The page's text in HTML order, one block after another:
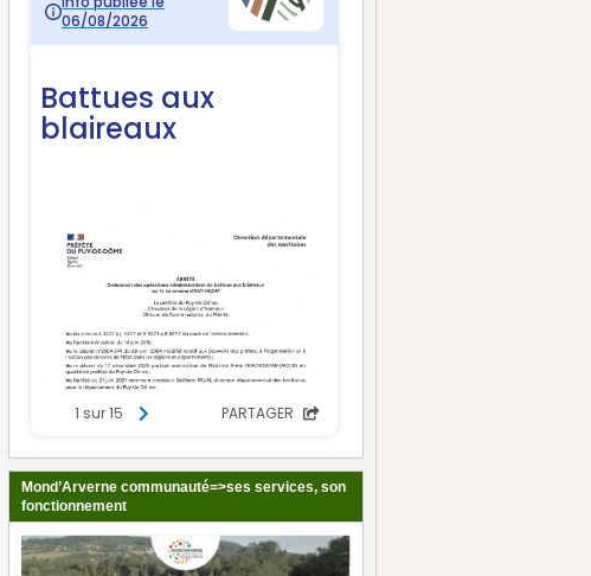
Mond’Arverne communauté=>ses services, son
fonctionnement